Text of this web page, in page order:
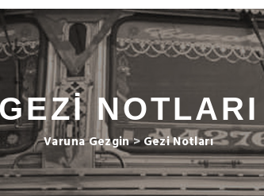
GEZI NOTLARI
Varuna Gezgin>Gezi Notları